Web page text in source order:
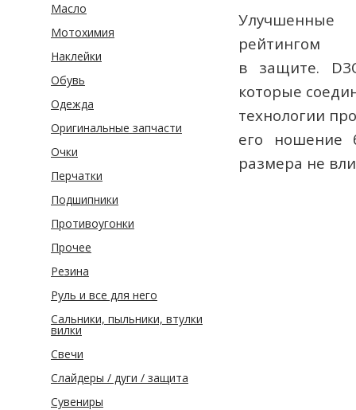
Масло
Мотохимия
Наклейки
Обувь
Одежда
Оригинальные запчасти
Очки
Перчатки
Подшипники
Противоугонки
Прочее
Резина
Руль и все для него
Сальники, пыльники, втулки
вилки
Свечи
Слайдеры / дуги / защита
Сувениры
рейтингом
в
защите.
которые
технологии
его ношение
размера не